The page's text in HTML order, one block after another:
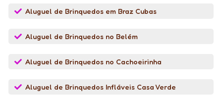
Aluguel de Brinquedos em Braz Cubas
Aluguel de Brinquedos no Belém
Aluguel de Brinquedos no Cachoeirinha
Aluguel de Brinquedos Infláveis Casa Verde